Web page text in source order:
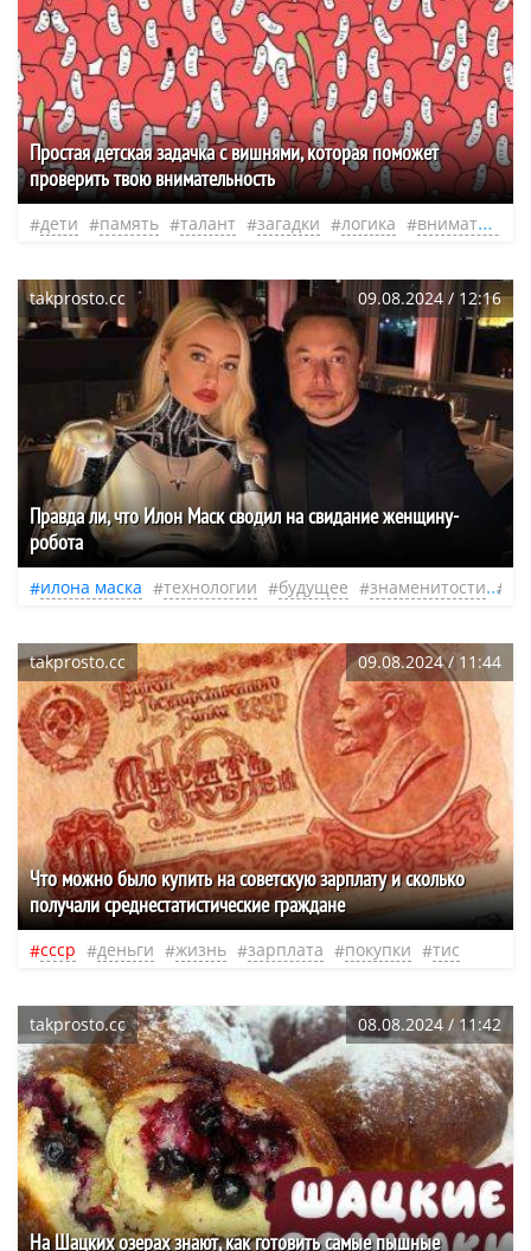
Простая детская задачка с вишнями, которая поможет
проверить твою внимательность
дети память талант загадки логика внимательность
takprosto.cc 09.08.2024 / 12:16
Правда ли, что Илон Маск сводил на свидание женщину-
робота
илона маска технологии будущее знаменитости
takprosto.cc 09.08.2024 / 11:44
Что можно было купить на советскую зарплату и сколько
получали среднестатистические граждане
ссср деньги жизнь зарплата покупки тис
takprosto.cc 08.08.2024 / 11:42
На Шацких озерах знают, как готовить самые пышные